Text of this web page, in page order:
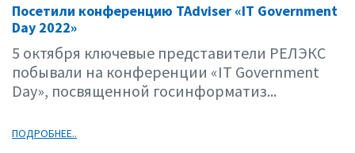
Посетили конференцию TAdviser «IT Government
Day 2022»
5 октября ключевые представители РЕЛЭКС
побывали на конференции «IT Government
Day», посвященной госинформатиз...
ПОДРОБНЕЕ..